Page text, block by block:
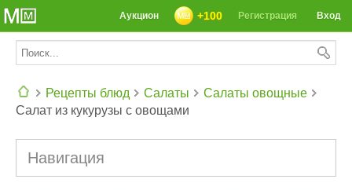
Вход
Регистрация
+100
Аукцион
Рецепты блюд Салаты
Салаты овощные
Салат из кукурузы с овощами
Навигация